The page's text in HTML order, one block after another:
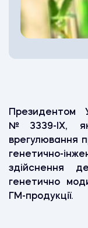
Президентом
№3339-IX,
врегулювання
генетично-
здійснення
генетично
ГМ-продукції.